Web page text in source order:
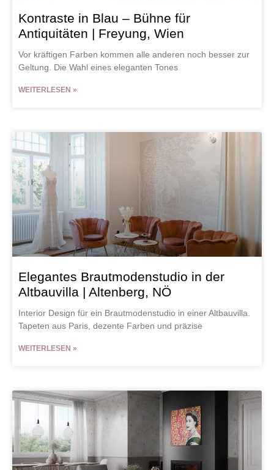
Kontraste in Blau – Bühne für
Antiquitäten | Freyung, Wien
Vor kräftigen Farben kommen alle anderen noch besser zur
Geltung. Die Wahl eines eleganten Tones
WEITERLESEN »
Elegantes Brautmodenstudio in der
Altbauvilla | Altenberg, NÖ
Interior Design für ein Brautmodenstudio in einer Altbauvilla.
Tapeten aus Paris, dezente Farben und präzise
WEITERLESEN »